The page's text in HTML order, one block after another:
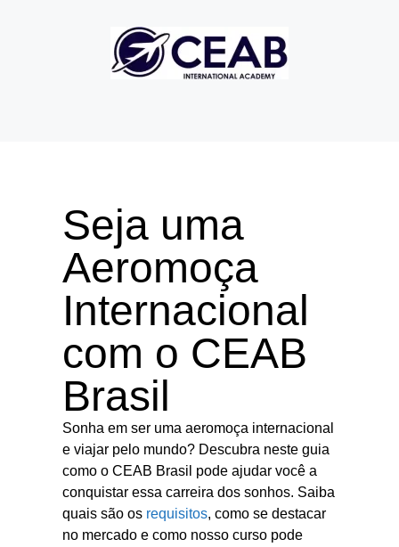
Seja uma
Aeromoça
Internacional
com o CEAB
Brasil
Sonha em ser uma aeromoça internacional
e viajar pelo mundo? Descubra neste guia
como o CEAB Brasil pode ajudar você a
conquistar essa carreira dos sonhos. Saiba
quais são os requisitos, como se destacar
no mercado e como nosso curso pode